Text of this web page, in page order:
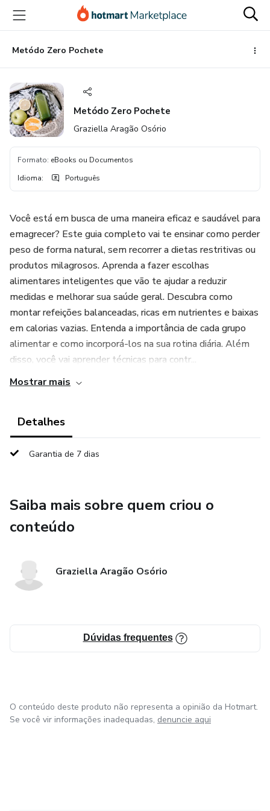
para
conteúdo
principal
para
pagamento
para
rodapéMetódo Zero Pochete
Metódo Zero Pochete
Graziella Aragão Osório
Formato: eBooks ou Documentos
Idioma: Português
Você está em busca de uma maneira eficaz e saudável para
emagrecer? Este guia completo vai te ensinar como perder
peso de forma natural, sem recorrer a dietas restritivas ou
produtos milagrosos. Aprenda a fazer escolhas
alimentares inteligentes que vão te ajudar a reduzir
medidas e melhorar sua saúde geral. Descubra como
montar refeições balanceadas, ricas em nutrientes e baixas
em calorias vazias. Entenda a importância de cada grupo
alimentar e como incorporá-los na sua rotina diária. Além
disso, você vai aprender técnicas para contr...
Mostrar mais
Detalhes
Garantia de 7 dias
Saiba mais sobre quem criou o
conteúdo
Graziella Aragão Osório
Dúvidas frequentes
O conteúdo deste produto não representa a opinião da Hotmart.
Se você vir informações inadequadas, denuncie aqui